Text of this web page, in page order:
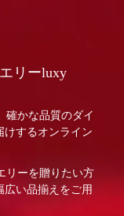
リーluxy
確かな品質のダイ
けするオンライン
リーを贈りたい方
い品揃えをご用